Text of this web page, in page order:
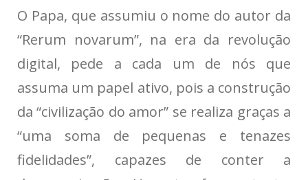
O Papa, que assumiu o nome do autor da
“Rerum novarum”, na era da revolução
digital, pede a cada um de nós que
assuma um papel ativo, pois a construção
da “civilização do amor” se realiza graças a
“uma soma de pequenas e tenazes
fidelidades”, capazes de conter a